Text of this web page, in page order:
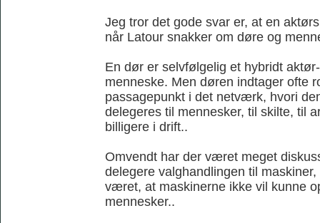
Jeg tror det gode svar er, at en
når Latour snakker om døre og
En dør er selvfølgelig et hybridt
menneske. Men døren indtager ofte
passagepunkt i det netværk, hvori
delegeres til mennesker, til skilte, til
billigere i drift..
Omvendt har der været meget
delegere valghandlingen til
været, at maskinerne ikke vil kunne
mennesker..